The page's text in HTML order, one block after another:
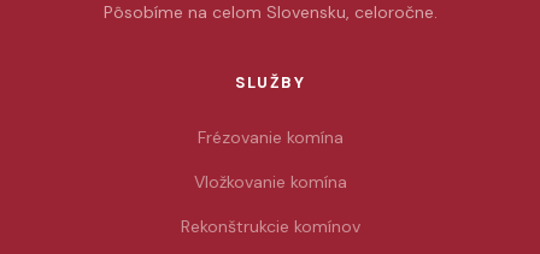
Pôsobíme na celom Slovensku, celoročne.
SLUŽBY
Frézovanie komína
Vložkovanie komína
Rekonštrukcie komínov